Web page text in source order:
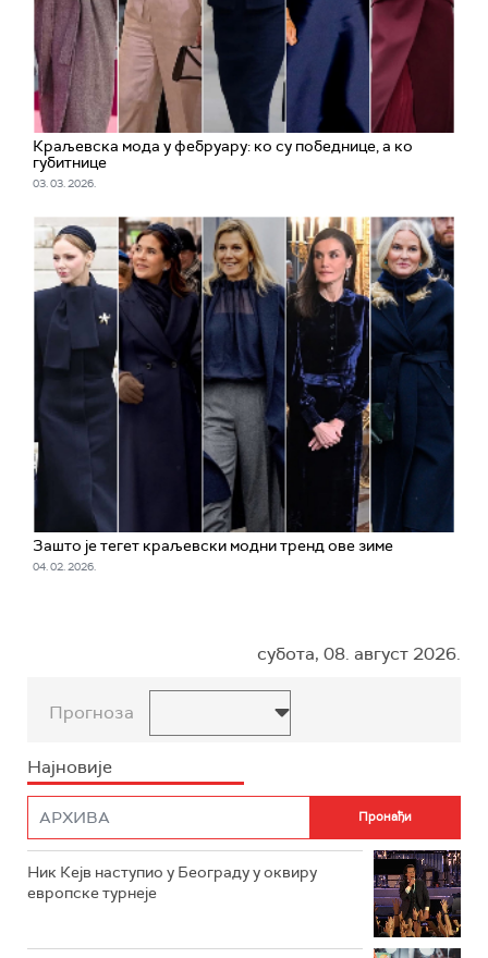
Краљевска мода у фебруару: ко су победнице, а ко
губитнице
03. 03. 2026.
Зашто је тегет краљевски модни тренд ове зиме
04. 02. 2026.
субота, 08. август 2026.
Прогноза
Најновије
Ник Кејв наступио у Београду у оквиру
европске турнеје